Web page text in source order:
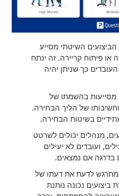
השיטתי מסייע
או פיתוח קריירה. זה ינתח
כך שניתן יהיה
מסייעות בהשמתו של
של הליך הבחירה.
בשיטות הבחירה.
מנהלים יכולים לשרטט
ועובדים לא יעילים
בדרגה אם נמצאים.
לדעת את דעתו של
ביצועים נכונה נותנת